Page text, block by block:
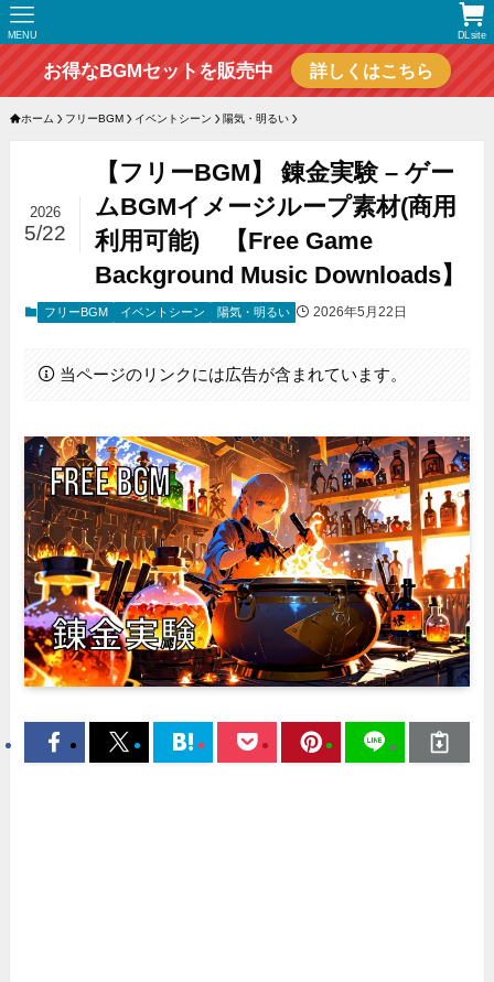
DLsite
MENU
お得なBGMセットを販売中 詳しくはこちら
ホーム フリーBGM イベントシーン 陽気・明るい
【フリーBGM】 錬金実験 – ゲー
ムBGMイメージループ素材(商用
利用可能) 【Free Game
Background Music Downloads】
2026
5/22
フリーBGM イベントシーン 陽気・明るい 2026年5月22日
当ページのリンクには広告が含まれています。